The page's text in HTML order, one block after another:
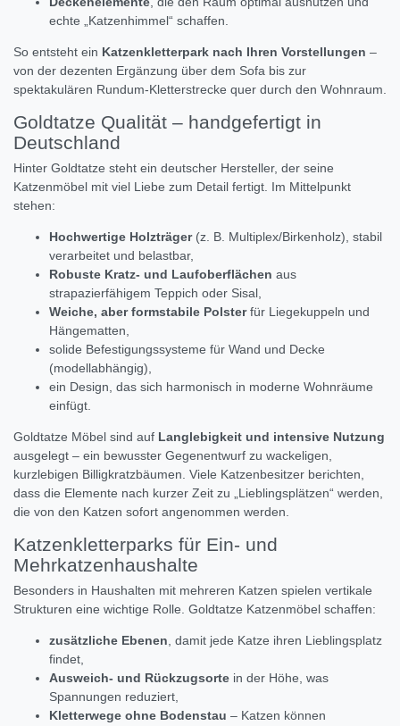
echte „Katzenhimmel“ schaffen.
So entsteht ein Katzenkletterpark nach Ihren Vorstellungen –
von der dezenten Ergänzung über dem Sofa bis zur
spektakulären Rundum-Kletterstrecke quer durch den Wohnraum.
Goldtatze Qualität – handgefertigt in
Deutschland
Hinter Goldtatze steht ein deutscher Hersteller, der seine
Katzenmöbel mit viel Liebe zum Detail fertigt. Im Mittelpunkt
stehen:
Hochwertige Holzträger(z. B. Multiplex/Birkenholz), stabil
verarbeitet und belastbar,
Robuste Kratz- und Laufoberflächen aus
strapazierfähigem Teppich oder Sisal,
Weiche, aber formstabile Polsterfür Liegekuppeln und
Hängematten,
solide Befestigungssysteme für Wand und Decke
(modellabhängig),
ein Design, das sich harmonisch in moderne Wohnräume
einfügt.
Goldtatze Möbel sind auf Langlebigkeit und intensive Nutzung
ausgelegt – ein bewusster Gegenentwurf zu wackeligen,
kurzlebigen Billigkratzbäumen. Viele Katzenbesitzer berichten,
dass die Elemente nach kurzer Zeit zu „Lieblingsplätzen“ werden,
die von den Katzen sofort angenommen werden.
Katzenkletterparks für Ein- und
Mehrkatzenhaushalte
Besonders in Haushalten mit mehreren Katzen spielen vertikale
Strukturen eine wichtige Rolle. Goldtatze Katzenmöbel schaffen:
zusätzliche Ebenen, damit jede Katze ihren Lieblingsplatz
findet,
Ausweich- und Rückzugsorte in der Höhe, was
Spannungen reduziert,
Kletterwege ohne Bodenstau – Katzen können